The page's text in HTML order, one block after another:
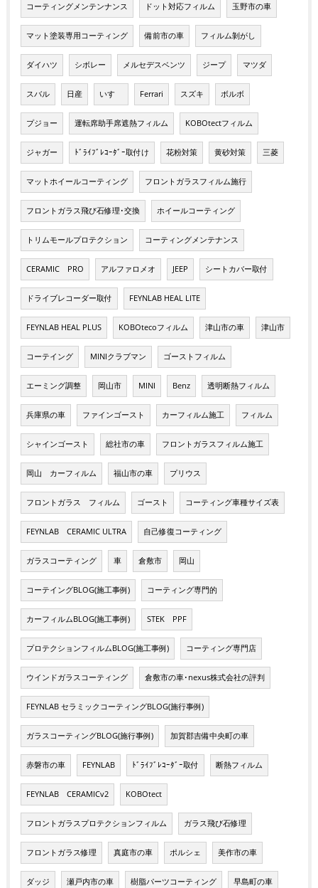
コーティングメンテンナンス ドット対応フィルム 玉野市の車
マット塗装専用コーティング 備前市の車 フィルム剝がし
ダイハツ シボレー メルセデスベンツ ジープ マツダ
スバル 日産 いすゞ Ferrari スズキ ボルボ
プジョー 運転席助手席遮熱フィルム KOBOtectフィルム
ジャガー ﾄﾞﾗｲﾌﾞﾚｺｰﾀﾞｰ取付け 花粉対策 黄砂対策 三菱
マットホイールコーティング フロントガラスフィルム施行
フロントガラス飛び石修理･交換 ホイールコーティング
トリムモールプロテクション コーティングメンテナンス
CERAMIC PRO アルファロメオ JEEP シートカバー取付
ドライブレコーダー取付 FEYNLAB HEAL LITE
FEYNLAB HEAL PLUS KOBOtecoフィルム 津山市の車 津山市
コーテイング MINIクラブマン ゴーストフィルム
エーミング調整 岡山市 MINI Benz 透明断熱フィルム
兵庫県の車 ファインゴースト カーフィルム施工 フィルム
シャインゴースト 総社市の車 フロントガラスフィルム施工
岡山 カーフィルム 福山市の車 プリウス
フロントガラス フィルム ゴースト コーティング車種サイズ表
FEYNLAB CERAMIC ULTRA 自己修復コーティング
ガラスコーティング 車 倉敷市 岡山
コーテイングBLOG(施工事例) コーティング専門的
カーフィルムBLOG(施工事例) STEK PPF
プロテクションフィルムBLOG(施工事例) コーティング専門店
ウインドガラスコーティング 倉敷市の車･nexus株式会社の評判
FEYNLAB セラミックコーティングBLOG(施行事例)
ガラスコーティングBLOG(施行事例) 加賀郡吉備中央町の車
赤磐市の車 FEYNLAB ﾄﾞﾗｲﾌﾞﾚｺｰﾀﾞｰ取付 断熱フィルム
FEYNLAB CERAMICv2 KOBOtect
フロントガラスプロテクションフィルム ガラス飛び石修理
フロントガラス修理 真庭市の車 ポルシェ 美作市の車
ダッジ 瀬戸内市の車 樹脂パーツコーティング 早島町の車